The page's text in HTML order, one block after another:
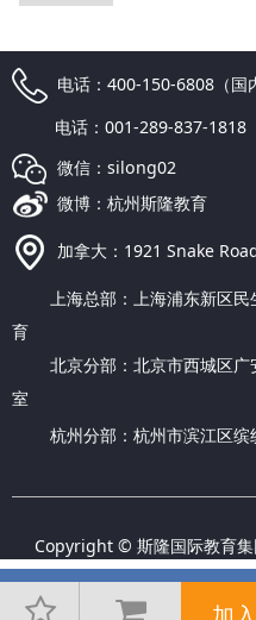
电话：400-150-6808（国
电话：001-289-837-1818
微信：silong02
微博：杭州斯隆教育
加拿大：1921 Snake
上海总部：上海浦东新区民
育
北京分部：北京市西城区广
室
杭州分部：杭州市滨江区缤
Copyright © 斯隆国际教育